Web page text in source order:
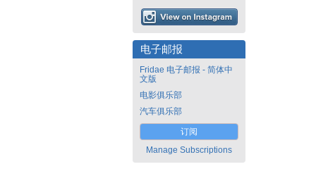
电子邮报
Fridae 电子邮报 - 简体中
文版
电影俱乐部
汽车俱乐部
订阅
Manage Subscriptions